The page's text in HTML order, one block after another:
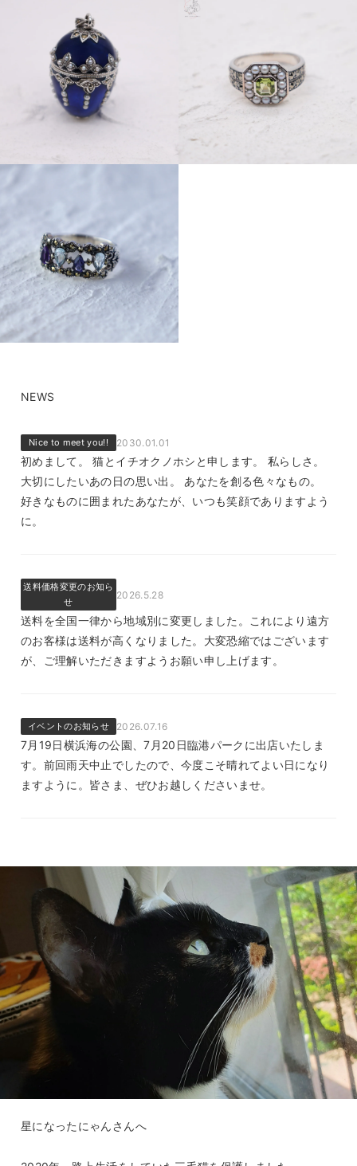
NEWS
2030.01.01
Nice to meet you!!
初めまして。 猫とイチオクノホシと申します。 私らしさ。
大切にしたいあの日の思い出。 あなたを創る色々なもの。
好きなものに囲まれたあなたが、いつも笑顔でありますよう
に。
2026.5.28
送料価格変更のお知ら
せ
送料を全国一律から地域別に変更しました。これにより遠方
のお客様は送料が高くなりました。大変恐縮ではございます
が、ご理解いただきますようお願い申し上げます。
2026.07.16
イベントのお知らせ
7月19日横浜海の公園、7月20日臨港パークに出店いたしま
す。前回雨天中止でしたので、今度こそ晴れてよい日になり
ますように。皆さま、ぜひお越しくださいませ。
星になったにゃんさんへ